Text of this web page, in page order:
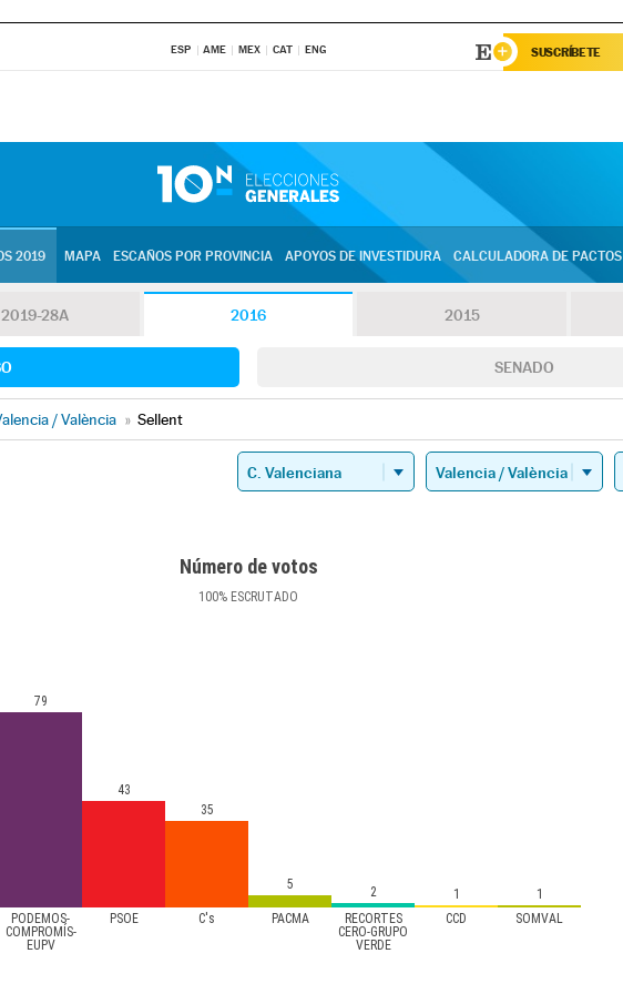
ESP AME MEX CAT ENG SUSCRÍBETE
2019 MAPA ESCAÑOS POR PROVINCIA APOYOS DE INVESTIDURA CALCULADORA DE PACTOS
2019-28A 2016 2015
SENADO
/ València » Sellent
Número de votos
100% ESCRUTADO
PODEMOS-
COMPROMÍS-
EUPV
PSOE C's PACMA
RECORTES
CERO-GRUPO
VERDE
CCD SOMVAL
79
43
35
5 2 1 1